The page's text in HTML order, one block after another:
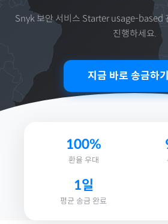
Snyk 보안 서비스 Starter usage-based
진행하세요.
지금 바로 송금하
100%
환율 우대
1일
평균 송금 완료